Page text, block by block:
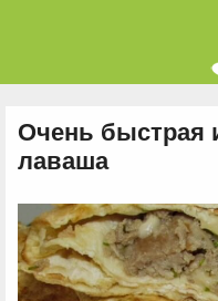
Очень быстрая
лаваша